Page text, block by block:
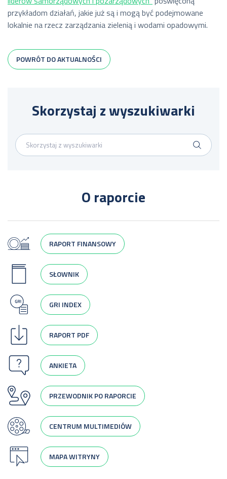
przykładom działań, jakie już są i mogą być podejmowane
lokalnie na rzecz zarządzania zielenią i wodami opadowymi.
POWRÓT DO AKTUALNOŚCI
Skorzystaj z wyszukiwarki
O raporcie
RAPORT FINANSOWY
SŁOWNIK
GRI INDEX
RAPORT PDF
ANKIETA
PRZEWODNIK PO RAPORCIE
CENTRUM MULTIMEDIÓW
MAPA WITRYNY